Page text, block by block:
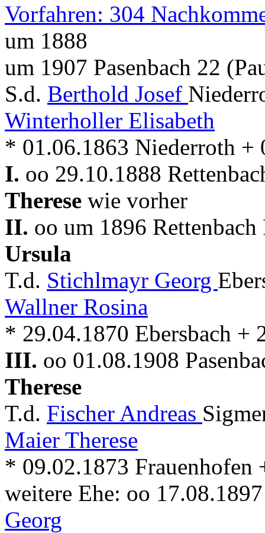
Vorfahren: 304
um 1888
um 1907 Pasenbach 22
S.d. Berthold Josef
Winterholler Elisabeth
* 01.06.1863 Niederroth +
I. oo 29.10.1888
Therese wie vorher
II. oo um 1896
Ursula
T.d. Stichlmayr Georg
Wallner Rosina
* 29.04.1870 Ebersbach +
III. oo 01.08.1908
Therese
T.d. Fischer Andreas
Maier Therese
* 09.02.1873 Frauenhofen
weitere Ehe: oo
Georg